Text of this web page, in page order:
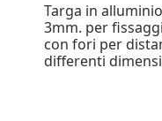
Targa in
3mm. per
con fori per
differenti